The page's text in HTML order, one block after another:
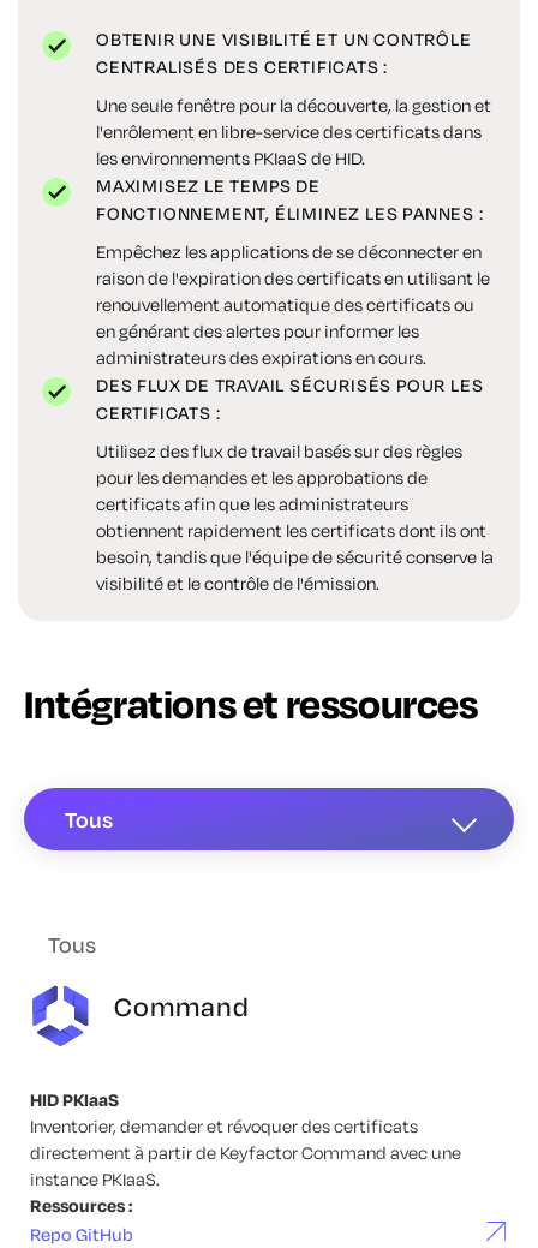
OBTENIR UNE VISIBILITÉ ET UN CONTRÔLE
CENTRALISÉS DES CERTIFICATS :
Une seule fenêtre pour la découverte, la gestion et
l'enrôlement en libre-service des certificats dans
les environnements PKIaaS de HID.
MAXIMISEZ LE TEMPS DE
FONCTIONNEMENT, ÉLIMINEZ LES PANNES :
Empêchez les applications de se déconnecter en
raison de l'expiration des certificats en utilisant le
renouvellement automatique des certificats ou
en générant des alertes pour informer les
administrateurs des expirations en cours.
DES FLUX DE TRAVAIL SÉCURISÉS POUR LES
CERTIFICATS :
Utilisez des flux de travail basés sur des règles
pour les demandes et les approbations de
certificats afin que les administrateurs
obtiennent rapidement les certificats dont ils ont
besoin, tandis que l'équipe de sécurité conserve la
visibilité et le contrôle de l'émission.
Intégrations et ressources
Tous
Tous
Command
HID PKIaaS
Inventorier, demander et révoquer des certificats
directement à partir de Keyfactor Command avec une
instance PKIaaS.
Ressources :
Repo GitHub